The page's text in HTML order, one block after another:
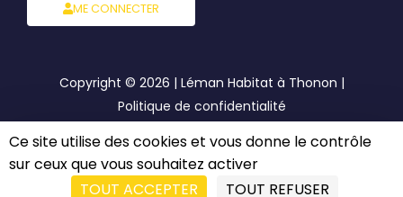
Ce site utilise des cookies et vous donne le contrôle
sur ceux que vous souhaitez activer
TOUT ACCEPTER
TOUT REFUSER
ME CONNECTER
Copyright © 2026 | Léman Habitat à Thonon |
Politique de confidentialité
Mentions légales
Semé avec par Cocliko Agence de